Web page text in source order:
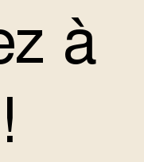
à